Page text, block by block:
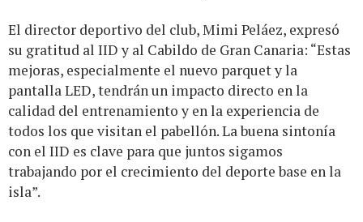
El director deportivo del club, Mimi Peláez, expresó
su gratitud al IID y al Cabildo de Gran Canaria: “Estas
mejoras, especialmente el nuevo parquet y la
pantalla LED, tendrán un impacto directo en la
calidad del entrenamiento y en la experiencia de
todos los que visitan el pabellón. La buena sintonía
con el IID es clave para que juntos sigamos
trabajando por el crecimiento del deporte base en la
isla”.